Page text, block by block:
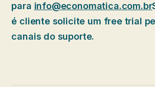
para info@economatica.com.br
é cliente solicite um free trial
canais do suporte.